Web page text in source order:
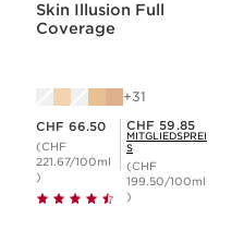
Skin Illusion Full
Coverage
31
CHF 66.50
(CHF
221.67/100ml
)
Mitgliederpreis CHF 59.85
CHF 59.85
MITGLIEDSPREI
S
(CHF
199.50/100ml
)